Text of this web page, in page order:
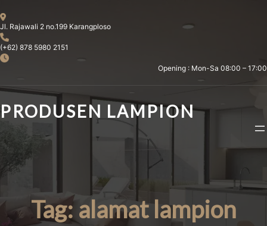
to
content
Jl. Rajawali 2 no.199 Karangploso
(+62) 878 5980 2151
Opening : Mon-Sa 08:00 – 17:00
PRODUSEN LAMPION
Tag:alamat lampion